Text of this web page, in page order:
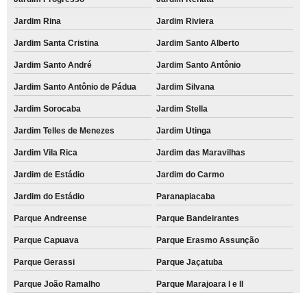
Jardim Rina Jardim Riviera
Jardim Santa Cristina Jardim Santo Alberto
Jardim Santo André Jardim Santo Antônio
Jardim Santo Antônio de Pádua Jardim Silvana
Jardim Sorocaba Jardim Stella
Jardim Telles de Menezes Jardim Utinga
Jardim Vila Rica Jardim das Maravilhas
Jardim de Estádio Jardim do Carmo
Jardim do Estádio Paranapiacaba
Parque Andreense Parque Bandeirantes
Parque Capuava Parque Erasmo Assunção
Parque Gerassi Parque Jaçatuba
Parque João Ramalho Parque Marajoara I e II